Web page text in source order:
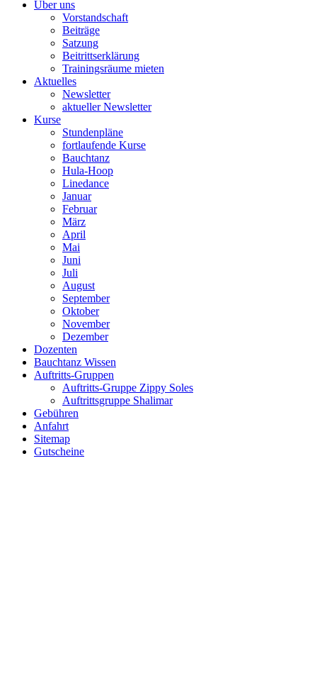
Über uns
Vorstandschaft
Beiträge
Satzung
Beitrittserklärung
Trainingsräume mieten
Aktuelles
Newsletter
aktueller Newsletter
Kurse
Stundenpläne
fortlaufende Kurse
Bauchtanz
Hula-Hoop
Linedance
Januar
Februar
März
April
Mai
Juni
Juli
August
September
Oktober
November
Dezember
Dozenten
Bauchtanz Wissen
Auftritts-Gruppen
Auftritts-Gruppe Zippy Soles
Auftrittsgruppe Shalimar
Gebühren
Anfahrt
Sitemap
Gutscheine